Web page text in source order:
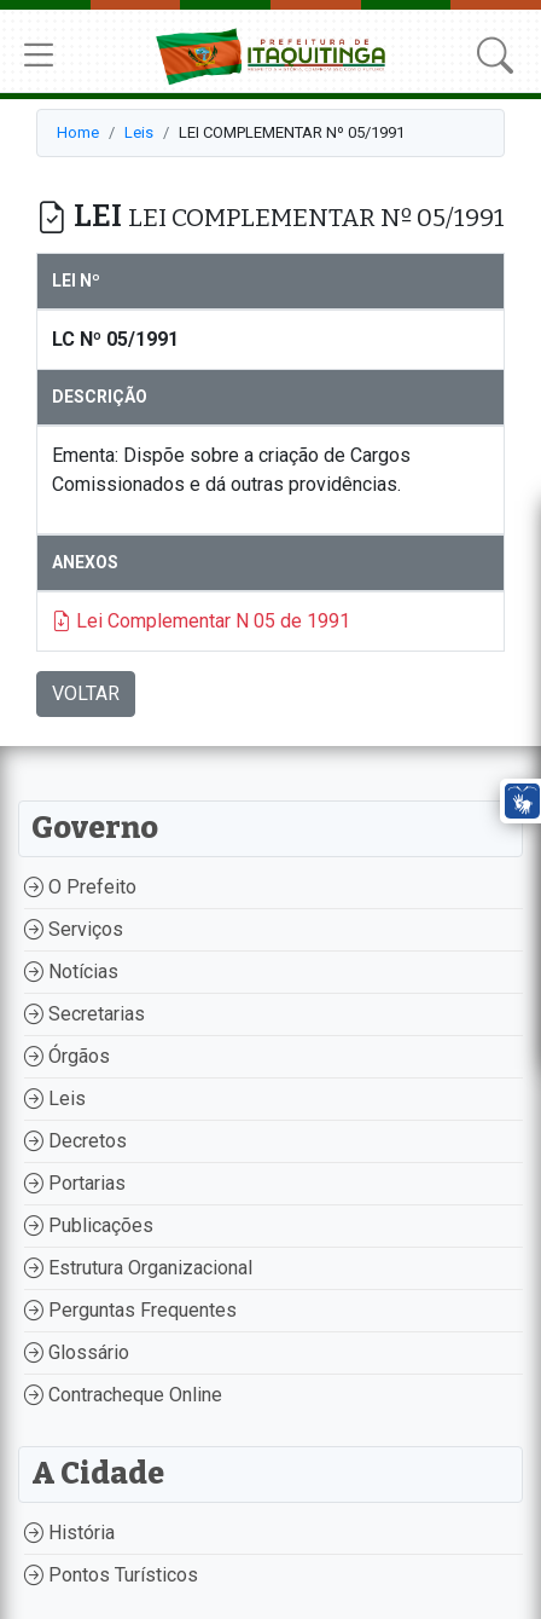
Home Leis LEI COMPLEMENTAR Nº 05/1991
LEI LEI COMPLEMENTAR Nº 05/1991
LEI Nº
LC Nº 05/1991
DESCRIÇÃO
Ementa: Dispõe sobre a criação de Cargos
Comissionados e dá outras providências.
ANEXOS
Lei Complementar N 05 de 1991
VOLTAR
Governo
O Prefeito
Serviços
Notícias
Secretarias
Órgãos
Leis
Decretos
Portarias
Publicações
Estrutura Organizacional
Perguntas Frequentes
Glossário
Contracheque Online
A Cidade
História
Pontos Turísticos